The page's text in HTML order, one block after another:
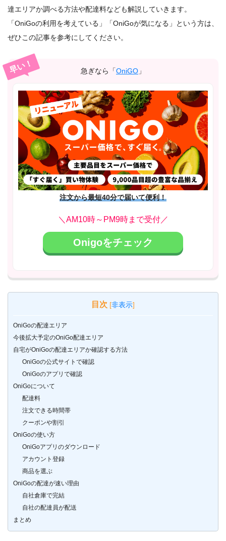
達エリアか調べる方法や配達料なども解説していきます。
「OniGoの利用を考えている」「OniGoが気になる」という方は、
ぜひこの記事を参考にしてください。
早い！ 急ぎなら「OniGO 」
注文から最短40分で届いて便利！
＼AM10時～PM9時まで受付／
Onigoをチェック
目次 [非表示]
OniGoの配達エリア
今後拡大予定のOniGo配達エリア
自宅がOniGoの配達エリアか確認する方法
OniGoの公式サイトで確認
OniGoのアプリで確認
OniGoについて
配達料
注文できる時間帯
クーポンや割引
OniGoの使い方
OniGoアプリのダウンロード
アカウント登録
商品を選ぶ
OniGoの配達が速い理由
自社倉庫で完結
自社の配達員が配送
まとめ